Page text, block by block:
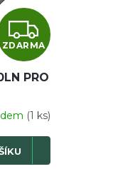
Z
D
A
R
M
ZDARMA
PRO
(1 ks)